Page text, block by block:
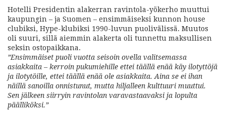
Hotelli Presidentin alakerran ravintola-yökerho muuttui
kaupungin – ja Suomen – ensimmäiseksi kunnon house
clubiksi, Hype-klubiksi 1990-luvun puolivälissä. Muutos
oli suuri, sillä aiemmin alakerta oli tunnettu maksullisen
seksin ostopaikkana.
”Ensimmäiset puoli vuotta seisoin ovella valitsemassa
asiakkaita – kerroin pukumiehille ettei täällä enää käy ilotyttöjä
ja ilotytöille, ettei täällä enää ole asiakkaita. Aina se ei ihan
näillä sanoilla onnistunut, mutta hiljalleen kulttuuri muuttui.
Sen jälkeen siirryin ravintolan varavastaavaksi ja lopulta
päälliköksi.”